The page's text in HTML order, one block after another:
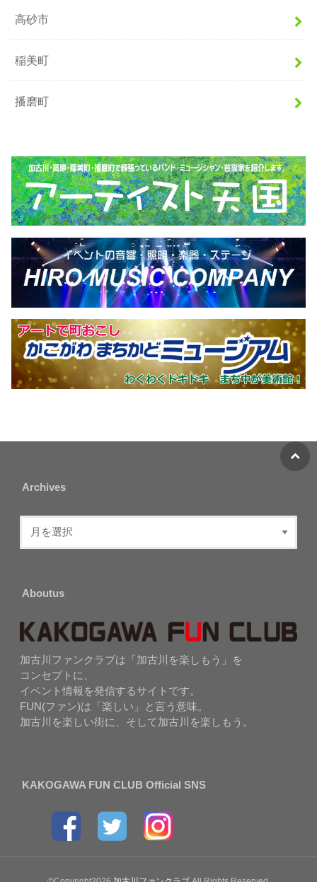
高砂市
稲美町
播磨町
Archives
Aboutus
加古川ファンクラブは「加古川を楽しもう」を
コンセプトに、
イベント情報を発信するサイトです。
FUN(ファン)は「楽しい」と言う意味。
加古川を楽しい街に、そして加古川を楽しもう。
KAKOGAWA FUN CLUB Official SNS